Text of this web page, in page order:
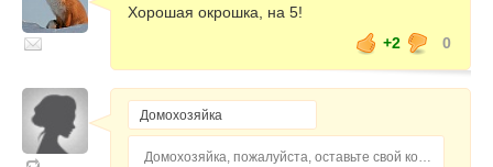
Хорошая окрошка, на 5!
+2
0
Домохозяйка, пожалуйста, оставьте свой комментарий...